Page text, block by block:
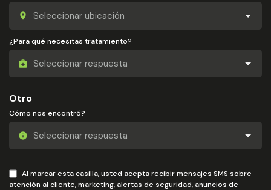
¿Para qué necesitas tratamiento?
Otro
Cómo nos encontró?
Al marcar esta casilla, usted acepta recibir mensajes SMS sobre
atención al cliente, marketing, alertas de seguridad, anuncios de